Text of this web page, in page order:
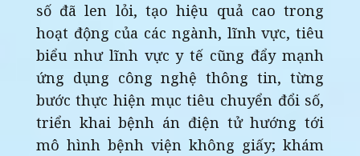
số đã len lỏi, tạo hiệu quả cao trong
hoạt động của các ngành, lĩnh vực, tiêu
biểu như lĩnh vực y tế cũng đẩy mạnh
ứng dụng công nghệ thông tin, từng
bước thực hiện mục tiêu chuyển đổi số,
triển khai bệnh án điện tử hướng tới
mô hình bệnh viện không giấy; khám